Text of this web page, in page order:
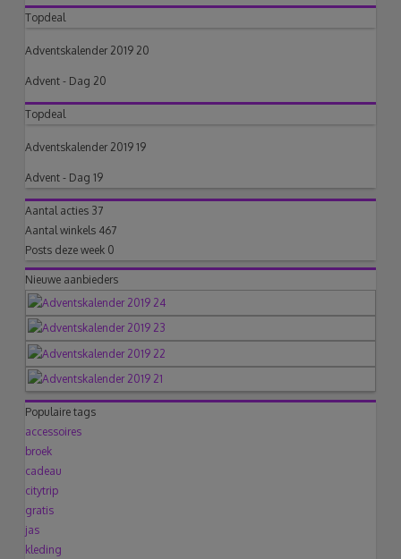
Topdeal
Adventskalender 2019 20
Advent - Dag 20
Topdeal
Adventskalender 2019 19
Advent - Dag 19
Aantal acties 37
Aantal winkels 467
Posts deze week 0
Nieuwe aanbieders
Populaire tags
accessoires
broek
cadeau
citytrip
gratis
jas
kleding